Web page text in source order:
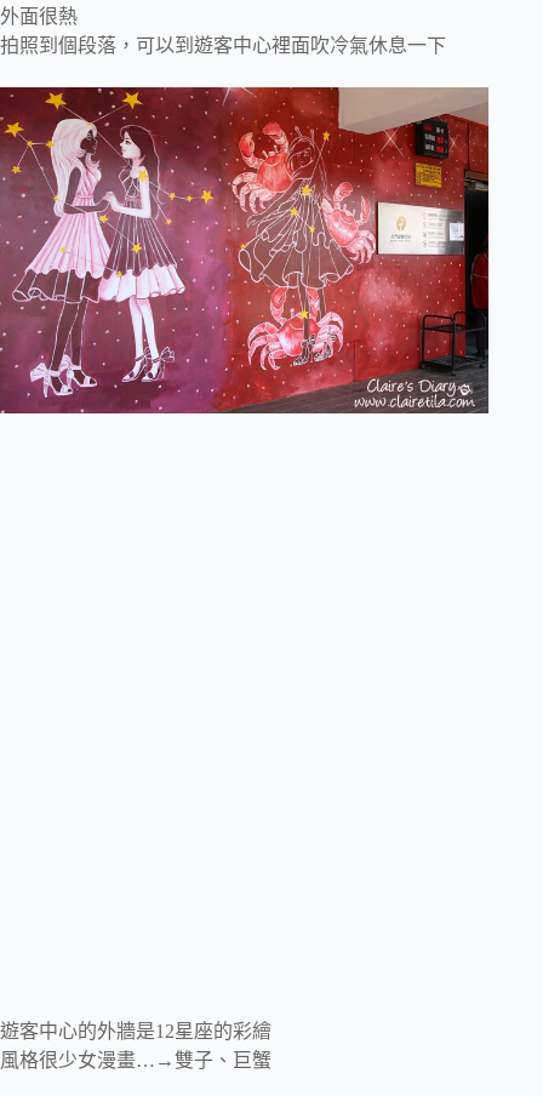
外面很熱
拍照到個段落，可以到遊客中心裡面吹冷氣休息一下
遊客中心的外牆是12星座的彩繪
風格很少女漫畫…→雙子、巨蟹